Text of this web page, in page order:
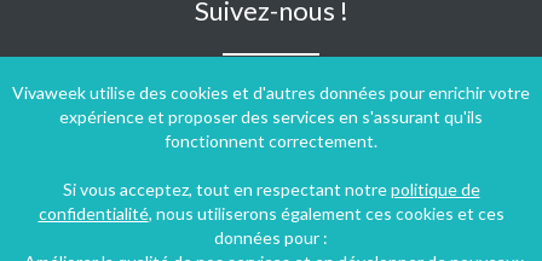
Vivaweek utilise des cookies et d'autres données pour enrichir votre
expérience et proposer des services en s'assurant qu'ils
fonctionnent correctement.
Si vous acceptez, tout en respectant notrepolitique de
confidentialité, nous utiliserons également ces cookies et ces
données pour :
Suivez-nous !